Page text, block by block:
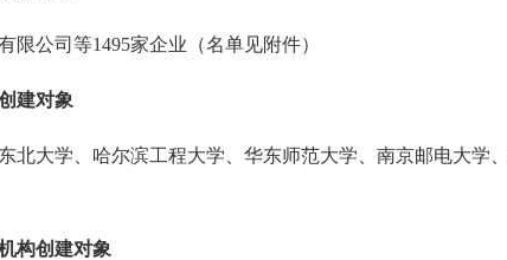
限公司等1495家企业（名单见附件）
建对象
北大学、哈尔滨工程大学、华东师范大学、南京邮电大学
构创建对象